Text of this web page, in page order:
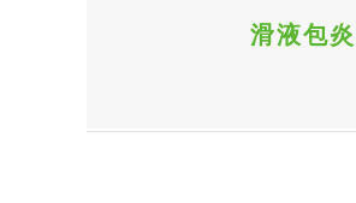
滑液包炎